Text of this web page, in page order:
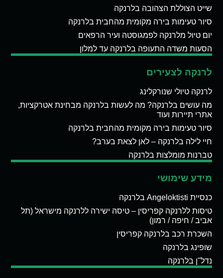
שייט הצוללת הצהובה בלרנקה
סיור טעימות בירה מקומית מהחבית בלרנקה
יום טיול מלרנקה לפמגוסטה ועיר הרפאים
הסעות משדה התעופה בלרנקה עד למלון
לרנקה לצעירים
לרנקה טיולי שנורקלינג
מה עושים בלרנקה? מה לעשות בלרנקה מבחינת אטרקציות,
אתרי תיירות ועוד
סיור טעימות בירה מקומית מהחבית בלרנקה
חיי לילה בלרנקה – לאן לצאת בערב?
טברנות מומלצות בלרנקה
מידע שימושי
כנסיית Angeloktisti בלרנקה
טיסות ללרנקה קפריסין – טיסה ישירה ללרנקה מישראל (תל
אביב / חיפה / רמון)
השכרת רכב בלרנקה קפריסין
שופינג בלרנקה
נדל"ן בלרנקה